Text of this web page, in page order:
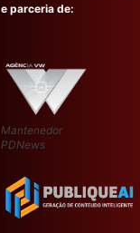
e parceria de:
Mantenedor
PDNews